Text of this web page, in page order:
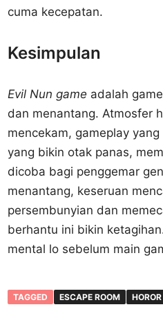
cuma kecepatan.
Kesimpulan
Evil Nun game adalah
dan menantang. Atmosfer
mencekam, gameplay
yang bikin otak panas,
dicoba bagi penggemar
menantang, keseruan
persembunyian dan
berhantu ini bikin
mental lo sebelum main
TAGGED ESCAPE ROOM